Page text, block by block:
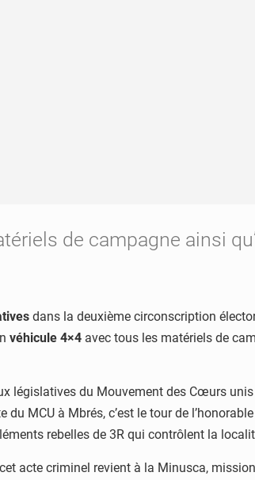
de campagne ainsi
dans la deuxième circonscription
véhicule 4×4 avec tous les matériels de
législatives du Mouvement des Cœurs
MCU à Mbrés, c’est le tour de
rebelles de 3R qui contrôlent la
acte criminel revient à la Minusca,